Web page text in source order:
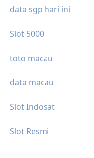
data sgp hari ini
Slot 5000
toto macau
data macau
Slot Indosat
Slot Resmi